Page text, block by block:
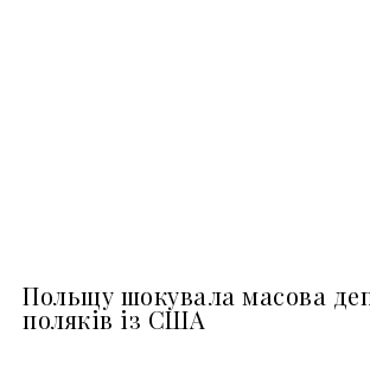
Польщу шокувала масова
поляків із США